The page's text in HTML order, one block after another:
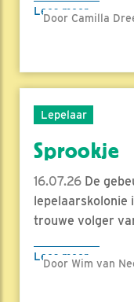
Lees meer
Door Camilla
Lepelaar
Sprookje
16.07.26 De
lepelaarskolonie
trouwe volger
Lees meer
Door Wim van